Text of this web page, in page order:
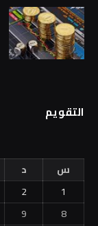
التقويم
س
د
1
2
8
9